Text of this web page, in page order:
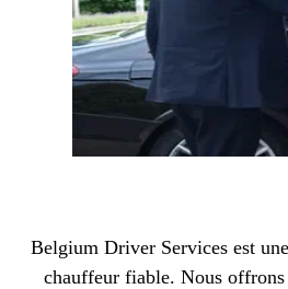
Belgium Driver Services est
chauffeur fiable. Nous